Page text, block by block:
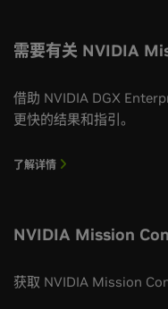
需要有关 NVIDIA
借助 NVIDIA DGX
更快的结果和指引。
了解详情
NVIDIA Mission
获取 NVIDIA Mission